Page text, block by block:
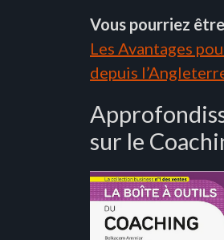
Vous pourriez
Les Avantages
depuis
sur le